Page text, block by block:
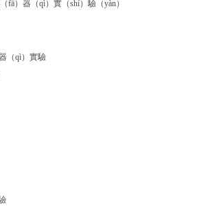
fā）器（qì）實（shí）驗（yàn）
（qì）實驗